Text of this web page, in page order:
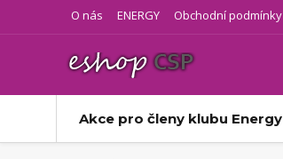
O nás ENERGY Obchodní podmínky
Akce pro členy klubu Energy